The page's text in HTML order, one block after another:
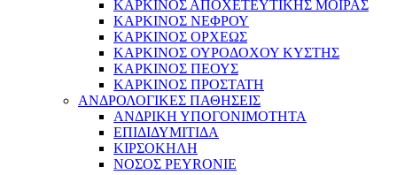
ΚΑΡΚΙΝΟΣ ΑΠΟΧΕΤΕΥΤΙΚΗΣ ΜΟΙΡΑΣ
ΚΑΡΚΙΝΟΣ ΝΕΦΡΟΥ
ΚΑΡΚΙΝΟΣ ΟΡΧΕΩΣ
ΚΑΡΚΙΝΟΣ ΟΥΡΟΔΟΧΟΥ ΚΥΣΤΗΣ
ΚΑΡΚΙΝΟΣ ΠΕΟΥΣ
ΚΑΡΚΙΝΟΣ ΠΡΟΣΤΑΤΗ
ΑΝΔΡΟΛΟΓΙΚΕΣ ΠΑΘΗΣΕΙΣ
ΑΝΔΡΙΚΗ ΥΠΟΓΟΝΙΜΟΤΗΤΑ
ΕΠΙΔΙΔΥΜΙΤΙΔΑ
ΚΙΡΣΟΚΗΛΗ
ΝΟΣΟΣ PEYRONIE